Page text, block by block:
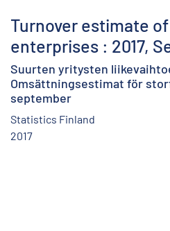
Turnover estimate
enterprises : 2017,
Suurten yritysten
Omsättningsestimat för
september
Statistics Finland
2017